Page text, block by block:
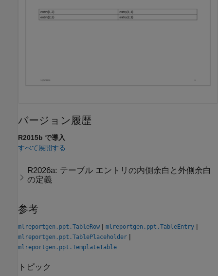
バージョン履歴
R2015b で導入
すべて展開する
R2026a: テーブル エントリの内側余白と外側余白
の定義
参考
mlreportgen.ppt.TableRow | mlreportgen.ppt.TableEntry |
mlreportgen.ppt.TablePlaceholder |
mlreportgen.ppt.TemplateTable
トピック